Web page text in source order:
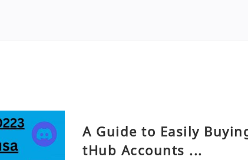
A Guide to Easily
tHub Accounts ...